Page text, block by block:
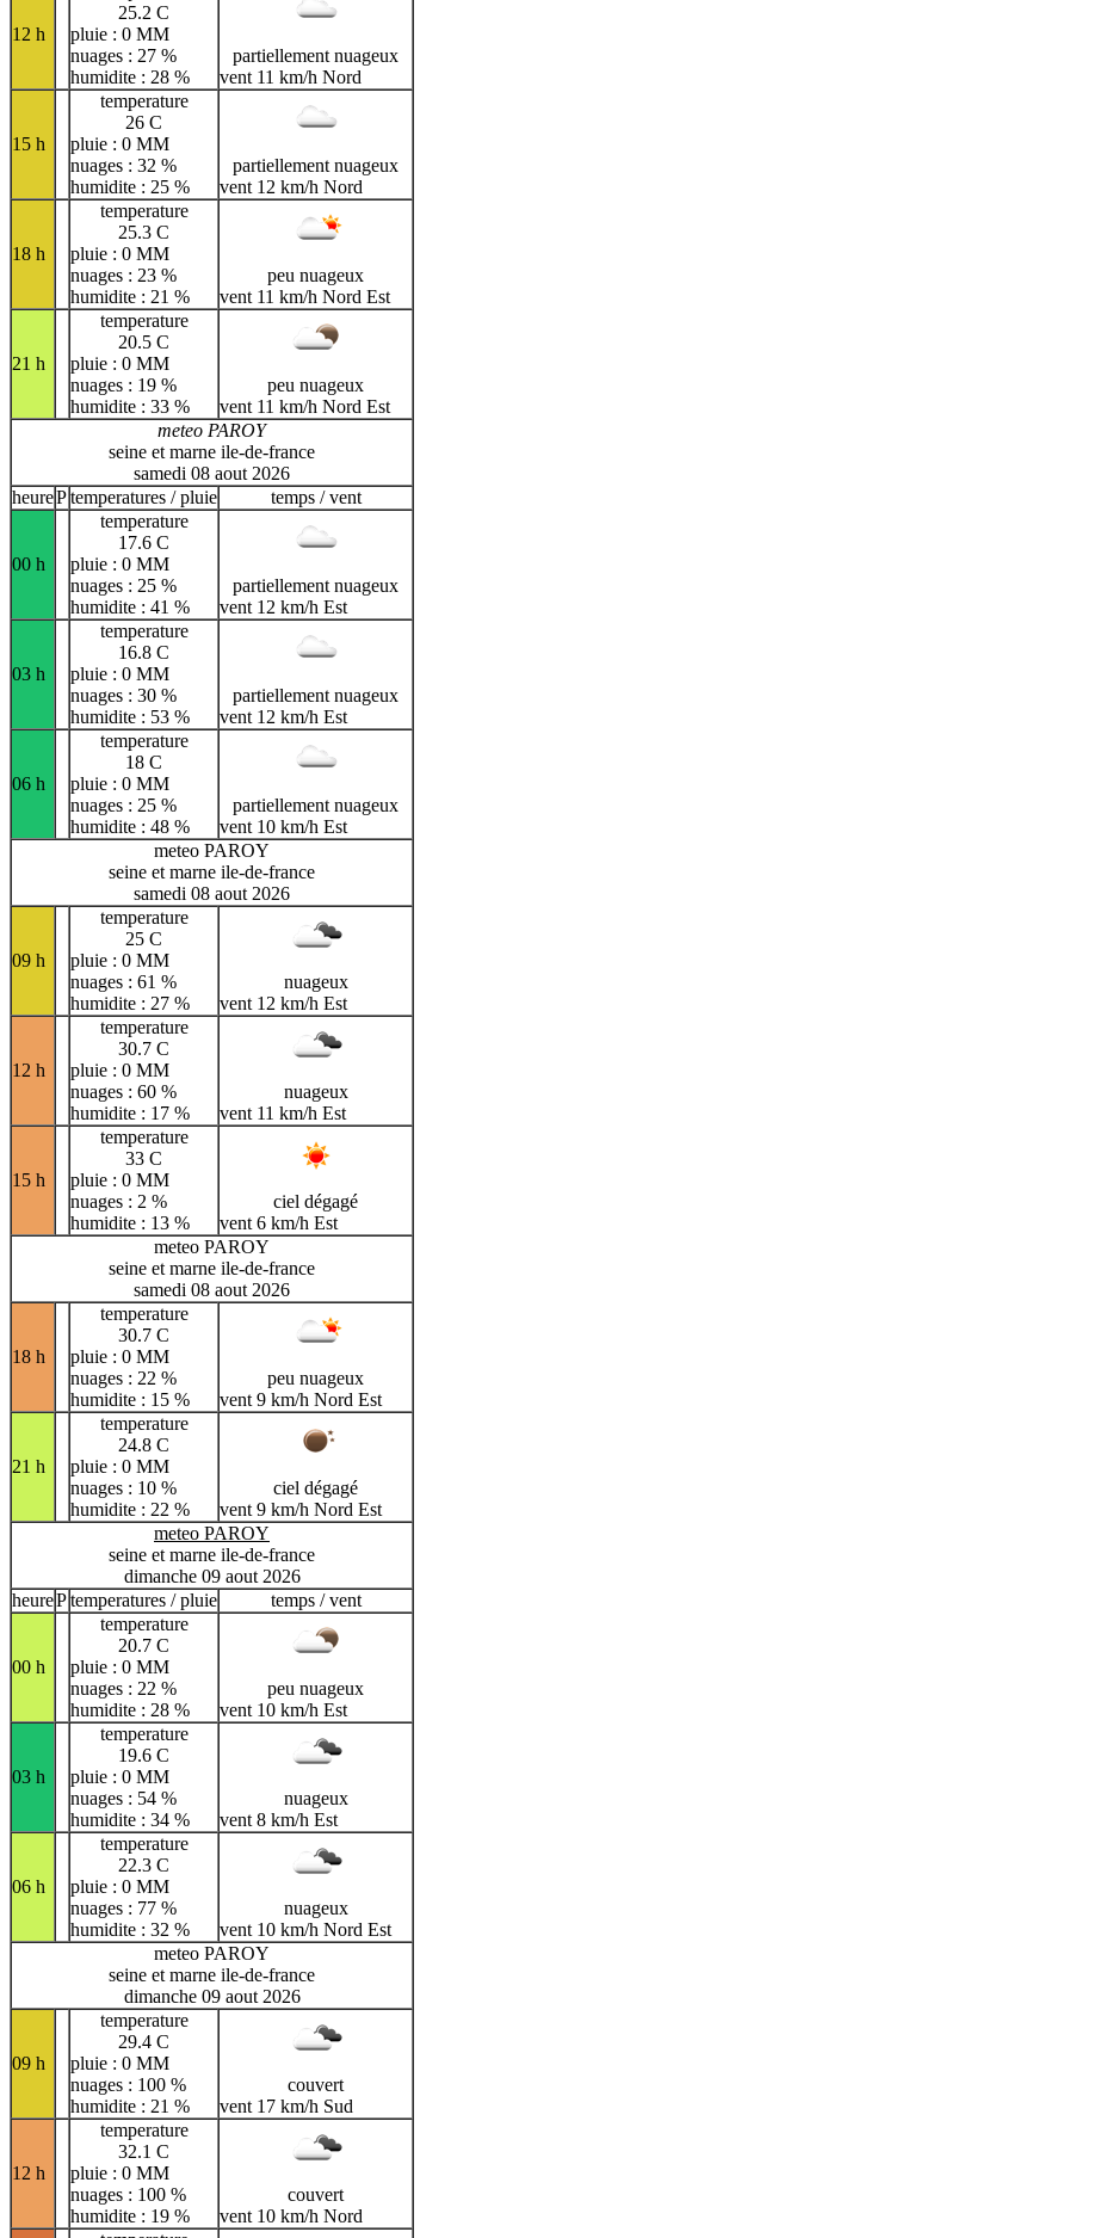
12 h
25.2 C
pluie : 0 MM
nuages : 27 %
humidite : 28 %
partiellement nuageux
vent 11 km/h Nord
15 h
temperature
26 C
pluie : 0 MM
nuages : 32 %
humidite : 25 %
partiellement nuageux
vent 12 km/h Nord
18 h
temperature
25.3 C
pluie : 0 MM
nuages : 23 %
humidite : 21 %
peu nuageux
vent 11 km/h Nord Est
21 h
temperature
20.5 C
pluie : 0 MM
nuages : 19 %
humidite : 33 %
peu nuageux
vent 11 km/h Nord Est
meteo PAROY
seine et marne ile-de-france
samedi 08 aout 2026
heurePtemperatures / pluie temps / vent
00 h
temperature
17.6 C
pluie : 0 MM
nuages : 25 %
humidite : 41 %
partiellement nuageux
vent 12 km/h Est
03 h
temperature
16.8 C
pluie : 0 MM
nuages : 30 %
humidite : 53 %
partiellement nuageux
vent 12 km/h Est
06 h
temperature
18 C
pluie : 0 MM
nuages : 25 %
humidite : 48 %
partiellement nuageux
vent 10 km/h Est
meteo PAROY
seine et marne ile-de-france
samedi 08 aout 2026
09 h
temperature
25 C
pluie : 0 MM
nuages : 61 %
humidite : 27 %
nuageux
vent 12 km/h Est
12 h
temperature
30.7 C
pluie : 0 MM
nuages : 60 %
humidite : 17 %
nuageux
vent 11 km/h Est
15 h
temperature
33 C
pluie : 0 MM
nuages : 2 %
humidite : 13 %
ciel dégagé
vent 6 km/h Est
meteo PAROY
seine et marne ile-de-france
samedi 08 aout 2026
18 h
temperature
30.7 C
pluie : 0 MM
nuages : 22 %
humidite : 15 %
peu nuageux
vent 9 km/h Nord Est
21 h
temperature
24.8 C
pluie : 0 MM
nuages : 10 %
humidite : 22 %
ciel dégagé
vent 9 km/h Nord Est
meteo PAROY
seine et marne ile-de-france
dimanche 09 aout 2026
heurePtemperatures / pluie temps / vent
00 h
temperature
20.7 C
pluie : 0 MM
nuages : 22 %
humidite : 28 %
peu nuageux
vent 10 km/h Est
03 h
temperature
19.6 C
pluie : 0 MM
nuages : 54 %
humidite : 34 %
nuageux
vent 8 km/h Est
06 h
temperature
22.3 C
pluie : 0 MM
nuages : 77 %
humidite : 32 %
nuageux
vent 10 km/h Nord Est
meteo PAROY
seine et marne ile-de-france
dimanche 09 aout 2026
09 h
temperature
29.4 C
pluie : 0 MM
nuages : 100 %
humidite : 21 %
couvert
vent 17 km/h Sud
12 h
temperature
32.1 C
pluie : 0 MM
nuages : 100 %
humidite : 19 %
couvert
vent 10 km/h Nord